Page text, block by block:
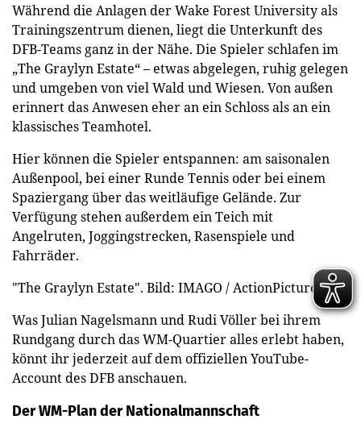
Während die Anlagen der Wake Forest University als
Trainingszentrum dienen, liegt die Unterkunft des
DFB-Teams ganz in der Nähe. Die Spieler schlafen im
„The Graylyn Estate“ – etwas abgelegen, ruhig gelegen
und umgeben von viel Wald und Wiesen. Von außen
erinnert das Anwesen eher an ein Schloss als an ein
klassisches Teamhotel.
Hier können die Spieler entspannen: am saisonalen
Außenpool, bei einer Runde Tennis oder bei einem
Spaziergang über das weitläufige Gelände. Zur
Verfügung stehen außerdem ein Teich mit
Angelruten, Joggingstrecken, Rasenspiele und
Fahrräder.
"The Graylyn Estate". Bild: IMAGO / ActionPictures
Was Julian Nagelsmann und Rudi Völler bei ihrem
Rundgang durch das WM-Quartier alles erlebt haben,
könnt ihr jederzeit auf dem offiziellen YouTube-
Account des DFB anschauen.
Der WM-Plan der Nationalmannschaft